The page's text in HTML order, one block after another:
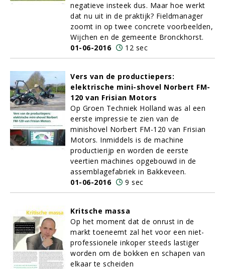
negatieve insteek dus. Maar hoe werkt
dat nu uit in de praktijk? Fieldmanager
zoomt in op twee concrete voorbeelden,
Wijchen en de gemeente Bronckhorst.
01-06-2016
12 sec
Vers van de productiepers:
elektrische mini-shovel Norbert FM-
120 van Frisian Motors
Op Groen Techniek Holland was al een
eerste impressie te zien van de
minishovel Norbert FM-120 van Frisian
Motors. Inmiddels is de machine
productierijp en worden de eerste
veertien machines opgebouwd in de
assemblagefabriek in Bakkeveen.
01-06-2016
9 sec
Kritsche massa
Op het moment dat de onrust in de
markt toeneemt zal het voor een niet-
professionele inkoper steeds lastiger
worden om de bokken en schapen van
elkaar te scheiden